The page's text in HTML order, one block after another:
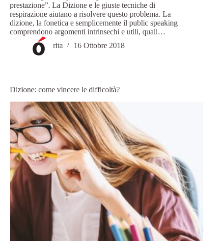
prestazione”. La Dizione e le giuste tecniche di
respirazione aiutano a risolvere questo problema. La
dizione, la fonetica e semplicemente il public speaking
comprendono argomenti intrinsechi e utili, quali…
rita
16 Ottobre 2018
Dizione: come vincere le difficoltà?